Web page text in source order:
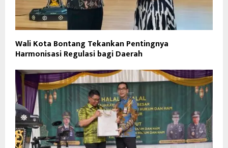
Wali Kota Bontang Tekankan Pentingnya
Harmonisasi Regulasi bagi Daerah